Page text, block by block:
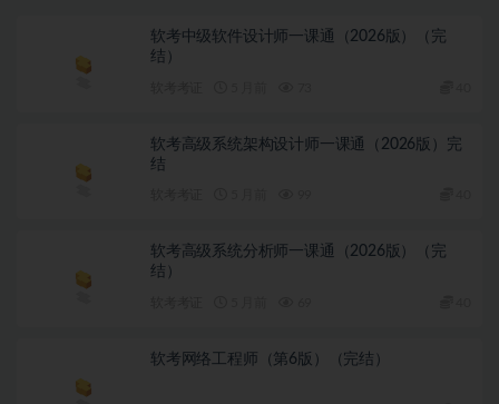
软考中级软件设计师一课通（2026版）（完
结）
软考高级系统架构设计师一课通（2026版）完
结
软考高级系统分析师一课通（2026版）（完
结）
软考网络工程师（第6版）（完结）